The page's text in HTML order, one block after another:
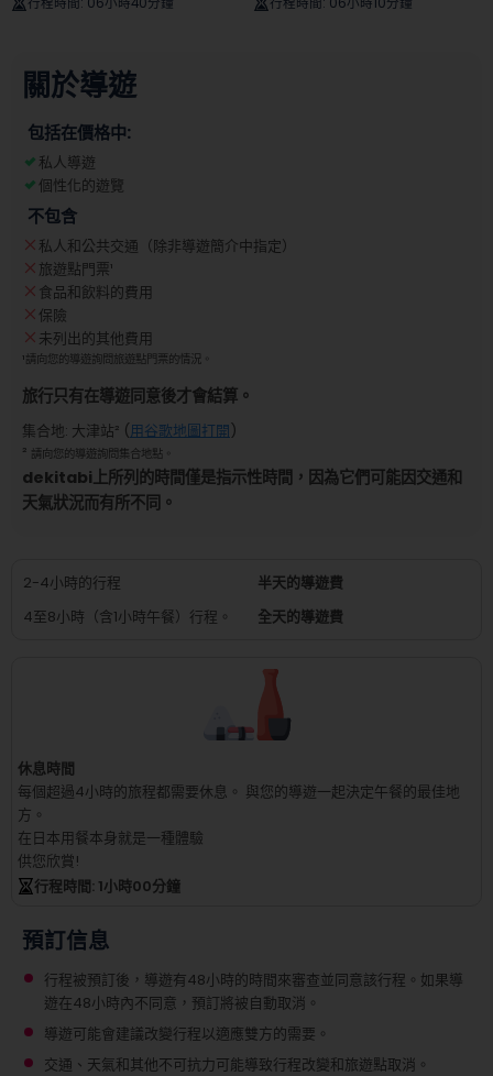
關於導遊
包括在價格中:
私人導遊
個性化的遊覽
不包含
私人和公共交通（除非導遊簡介中指定）
旅遊點門票¹
食品和飲料的費用
保險
未列出的其他費用
¹請向您的導遊詢問旅遊點門票的情況。
旅行只有在導遊同意後才會結算。
集合地: 大津站² (用谷歌地圖打開)
² 請向您的導遊詢問集合地點。
dekitabi上所列的時間僅是指示性時間，因為它們可能因交通和
天氣狀況而有所不同。
2-4小時的行程
半天的導遊費
4至8小時（含1小時午餐）行程。
全天的導遊費
休息時間
每個超過4小時的旅程都需要休息。 與您的導遊一起決定午餐的最佳地
方。
在日本用餐本身就是一種體驗
供您欣賞!
行程時間: 1小時00分鐘
預訂信息
行程被預訂後，導遊有48小時的時間來審查並同意該行程。如果導
遊在48小時內不同意，預訂將被自動取消。
導遊可能會建議改變行程以適應雙方的需要。
交通、天氣和其他不可抗力可能導致行程改變和旅遊點取消。